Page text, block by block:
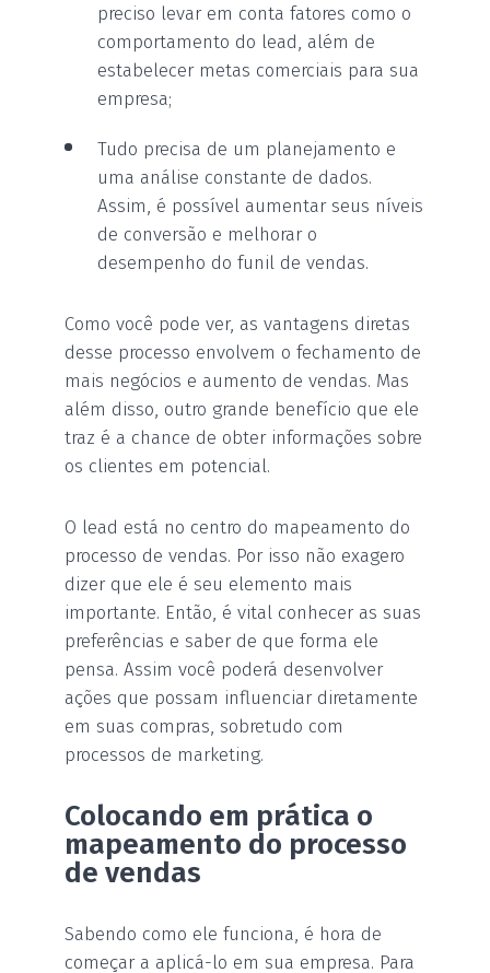
preciso levar em conta fatores como o
comportamento do lead, além de
estabelecer metas comerciais para sua
empresa;
Tudo precisa de um planejamento e
uma análise constante de dados.
Assim, é possível aumentar seus níveis
de conversão e melhorar o
desempenho do funil de vendas.
Como você pode ver, as vantagens diretas
desse processo envolvem o fechamento de
mais negócios e aumento de vendas. Mas
além disso, outro grande benefício que ele
traz é a chance de obter informações sobre
os clientes em potencial.
O lead está no centro do mapeamento do
processo de vendas. Por isso não exagero
dizer que ele é seu elemento mais
importante. Então, é vital conhecer as suas
preferências e saber de que forma ele
pensa. Assim você poderá desenvolver
ações que possam influenciar diretamente
em suas compras, sobretudo com
processos de marketing.
Colocando em prática o
mapeamento do processo
de vendas
Sabendo como ele funciona, é hora de
começar a aplicá-lo em sua empresa. Para